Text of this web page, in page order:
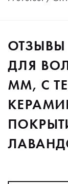
ОТЗЫВЫ
ДЛЯ
ММ, С